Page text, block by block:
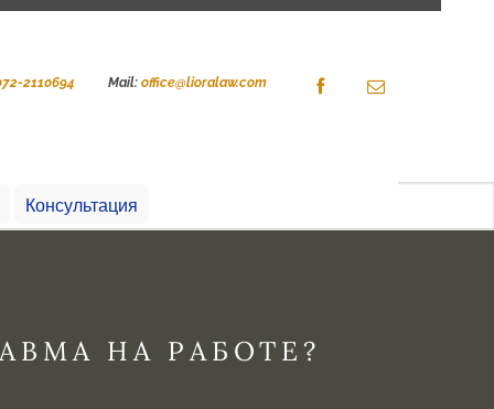
2110694 Mail: office@lioralaw.com
Консультация
НА РАБОТЕ?